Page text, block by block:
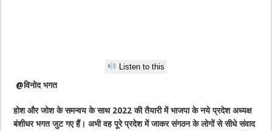
Listen to this
@विनोद भगत
होश और जोश के समन्वय के साथ 2022 की तैयारी में भाजपा के नये प्रदेश अध्यक्ष
बंशीधर भगत जुट गए हैं। अभी वह पूरे प्रदेश में जाकर संगठन के लोगों से सीधे संवाद